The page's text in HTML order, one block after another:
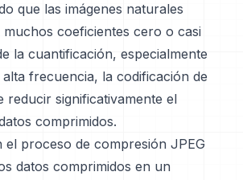
que las imágenes naturales
coeficientes cero o casi
la cuantificación, especialmente
frecuencia, la codificación de
reducir significativamente el
comprimidos.
el proceso de compresión JPEG
datos comprimidos en un